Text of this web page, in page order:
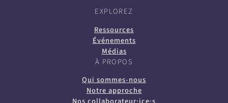
EXPLOREZ
Ressources
Événements
Médias
À PROPOS
Qui sommes-nous
Notre approche